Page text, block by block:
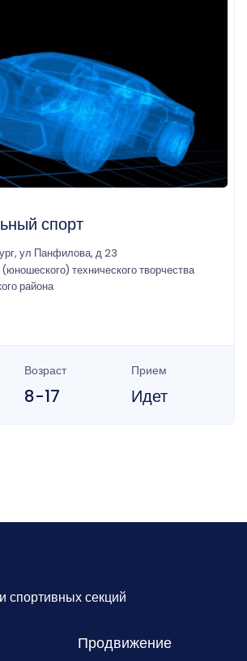
спорт
ул Панфилова, д 23
технического творчества
района
Возраст
8-17
Прием
Идет
спортивных секций
Продвижение